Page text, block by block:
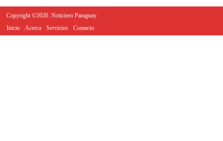
Copyright ©2026. Noticiero Paraguay
Inicio
Acerca Servicios Contacto